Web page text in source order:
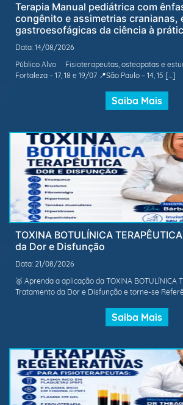
Terapia Manual pediátrica com
congênito e assimetrias cranianas,
gastroesofágicas da ciência à
Data: 14/08/2026
Público Alvo Fisioterapeutas, osteopatas e
Fortaleza – 17, 18 e 19/07 📍São Paulo – 14, 15 […]
Saiba Mais
TOXINA BOTULÍNICA
da Dor e Disfunção
Data: 21/08/2026
🥇 Aprenda a aplicação da TOXINA BOTULÍNICA
Tratamento da Dor e Disfunção e torne-se
Saiba Mais